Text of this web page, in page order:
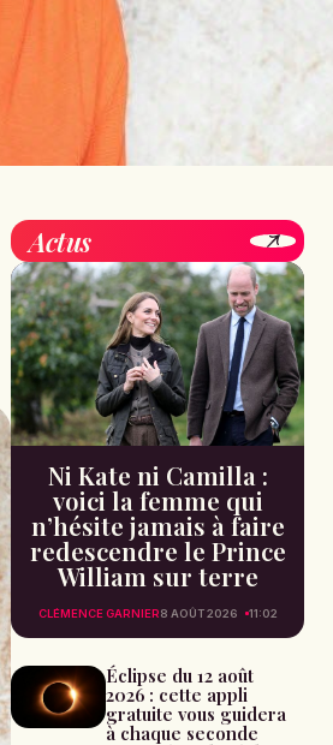
Actus
Ni Kate ni Camilla :
voici la femme qui
n’hésite jamais à faire
redescendre le Prince
William sur terre
CLÉMENCE GARNIER8 AOÛT 2026 11:02
Éclipse du 12 août
2026 : cette appli
gratuite vous guidera
à chaque seconde